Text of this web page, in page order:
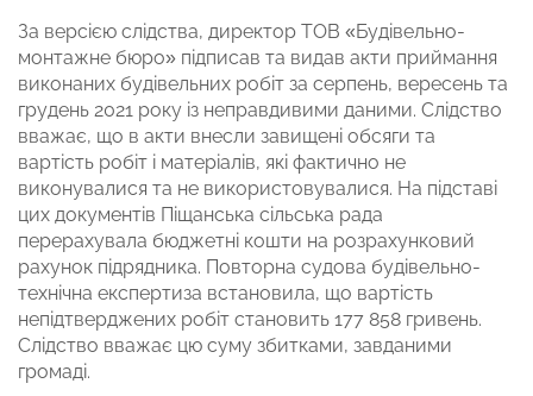
За версією слідства, директор ТОВ «Будівельно-
монтажне бюро» підписав та видав акти приймання
виконаних будівельних робіт за серпень, вересень та
грудень 2021 року із неправдивими даними. Слідство
вважає, що в акти внесли завищені обсяги та
вартість робіт і матеріалів, які фактично не
виконувалися та не використовувалися. На підставі
цих документів Піщанська сільська рада
перерахувала бюджетні кошти на розрахунковий
рахунок підрядника. Повторна судова будівельно-
технічна експертиза встановила, що вартість
непідтверджених робіт становить 177 858 гривень.
Слідство вважає цю суму збитками, завданими
громаді.